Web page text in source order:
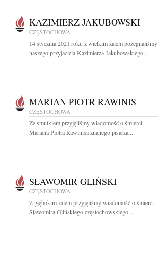
KAZIMIERZ JAKUBOWSKI
CZĘSTOCHOWA
14 stycznia 2021 roku z wielkim żalem pożegnaliśmy
naszego przyjaciela Kazimierza Jakubowskiego...
MARIAN PIOTR RAWINIS
CZĘSTOCHOWA
Ze smutkiem przyjęliśmy wiadomość o śmierci
Mariana Piotra Rawinisa znanego pisarza,...
SŁAWOMIR GLIŃSKI
CZĘSTOCHOWA
Z głębokim żalem przyjęliśmy wiadomość o śmierci
Sławomira Glińskiego częstochowskiego...